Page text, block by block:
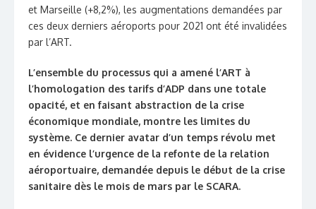
et Marseille (+8,2%), les augmentations demandées par
ces deux derniers aéroports pour 2021 ont été invalidées
par l’ART.
L’ensemble du processus qui a amené l’ART à
l’homologation des tarifs d’ADP dans une totale
opacité, et en faisant abstraction de la crise
économique mondiale, montre les limites du
système. Ce dernier avatar d’un temps révolu met
en évidence l’urgence de la refonte de la relation
aéroportuaire, demandée depuis le début de la crise
sanitaire dès le mois de mars par le SCARA.